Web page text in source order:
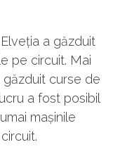
a găzduit
pe circuit. Mai
curse de
a fost posibil
mașinile